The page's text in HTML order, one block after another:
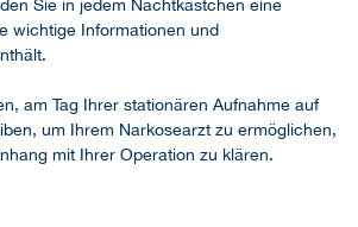
Sie in jedem Nachtkästchen eine
wichtige Informationen und
am Tag Ihrer stationären Aufnahme auf
um Ihrem Narkosearzt zu ermöglichen,
mit Ihrer Operation zu klären.